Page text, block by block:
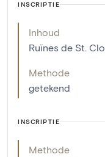
INSCRIPTIE
Inhoud
Ruïnes de St.
Methode
getekend
INSCRIPTIE
Methode